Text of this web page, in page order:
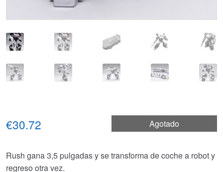
Agotado
€30.72
Rush gana 3,5 pulgadas y se transforma de coche a robot y
regreso otra vez.